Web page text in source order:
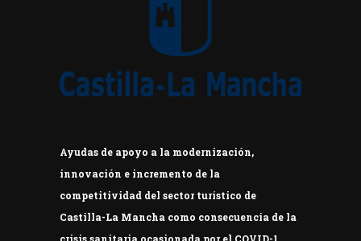
Ayudas de apoyo a la modernización,
innovación e incremento de la
competitividad del sector turístico de
Castilla-La Mancha como consecuencia de la